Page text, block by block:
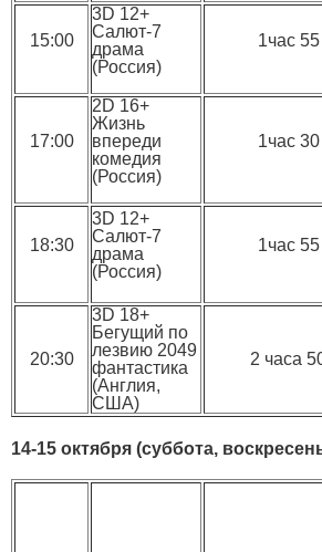
15:00
3D 12+
Салют-7
драма
(Россия)
1час
17:00
2D 16+
Жизнь
впереди
комедия
(Россия)
1час
18:30
3D 12+
Салют-7
драма
(Россия)
1час
20:30
3D 18+
Бегущий по
лезвию 2049
фантастика
(Англия,
США)
2 часа
14-15 октября (суббота,